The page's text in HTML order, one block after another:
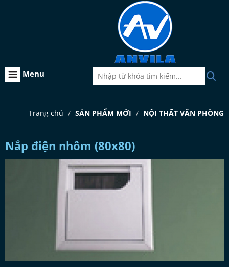
Menu
Trang chủ SẢN PHẨM MỚI NỘI THẤT VĂN PHÒNG
Nắp điện nhôm (80x80)